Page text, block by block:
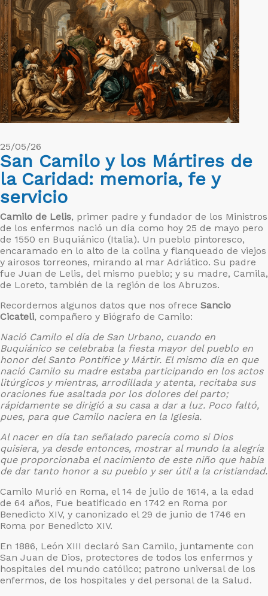
25/05/26
San Camilo y los Mártires de
la Caridad: memoria, fe y
servicio
Camilo de Lelis, primer padre y fundador de los Ministros
de los enfermos nació un día como hoy 25 de mayo pero
de 1550 en Buquiánico (Italia). Un pueblo pintoresco,
encaramado en lo alto de la colina y flanqueado de viejos
y airosos torreones, mirando al mar Adriático. Su padre
fue Juan de Lelis, del mismo pueblo; y su madre, Camila,
de Loreto, también de la región de los Abruzos.
Recordemos algunos datos que nos ofrece Sancio
Cicateli, compañero y Biógrafo de Camilo:
Nació Camilo el día de San Urbano, cuando en
Buquiánico se celebraba la fiesta mayor del pueblo en
honor del Santo Pontífice y Mártir. El mismo día en que
nació Camilo su madre estaba participando en los actos
litúrgicos y mientras, arrodillada y atenta, recitaba sus
oraciones fue asaltada por los dolores del parto;
rápidamente se dirigió a su casa a dar a luz. Poco faltó,
pues, para que Camilo naciera en la Iglesia.
Al nacer en día tan señalado parecía como si Dios
quisiera, ya desde entonces, mostrar al mundo la alegría
que proporcionaba el nacimiento de este niño que había
de dar tanto honor a su pueblo y ser útil a la cristiandad.
Camilo Murió en Roma, el 14 de julio de 1614, a la edad
de 64 años, Fue beatificado en 1742 en Roma por
Benedicto XIV, y canonizado el 29 de junio de 1746 en
Roma por Benedicto XIV.
En 1886, León XIII declaró San Camilo, juntamente con
San Juan de Dios, protectores de todos los enfermos y
hospitales del mundo católico; patrono universal de los
enfermos, de los hospitales y del personal de la Salud.